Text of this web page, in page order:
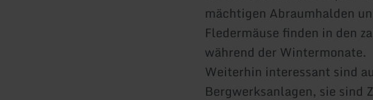
mächtigen Abraumhalden
Fledermäuse finden in den
während der Wintermonate.
Weiterhin interessant sind
Bergwerksanlagen, sie sind